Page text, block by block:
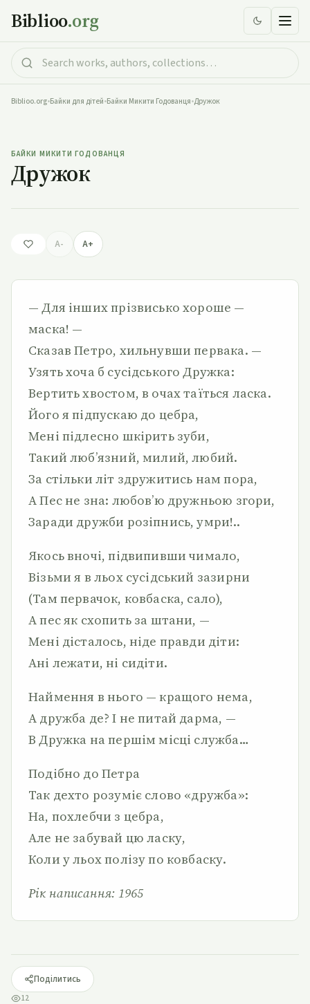
Biblioo.org
Biblioo.org•Байки для дітей•Байки Микити Годованця•Дружок
БАЙКИ МИКИТИ ГОДОВАНЦЯ
Дружок
A- A+
— Для інших прізвисько хороше —
маска! —
Сказав Петро, хильнувши первака. —
Узять хоча б сусідського Дружка:
Вертить хвостом, в очах таїться ласка.
Його я підпускаю до цебра,
Мені підлесно шкірить зуби,
Такий люб’язний, милий, любий.
За стільки літ здружитись нам пора,
А Пес не зна: любов’ю дружньою згори,
Заради дружби розіпнись, умри!..
Якось вночі, підвипивши чимало,
Візьми я в льох сусідський зазирни
(Там первачок, ковбаска, сало),
А пес як схопить за штани, —
Мені дісталось, ніде правди діти:
Ані лежати, ні сидіти.
Наймення в нього — кращого нема,
А дружба де? І не питай дарма, —
В Дружка на першім місці служба…
Подібно до Петра
Так дехто розуміє слово «дружба»:
На, похлебчи з цебра,
Але не забувай цю ласку,
Коли у льох полізу по ковбаску.
Рік написання: 1965
Поділитись
12